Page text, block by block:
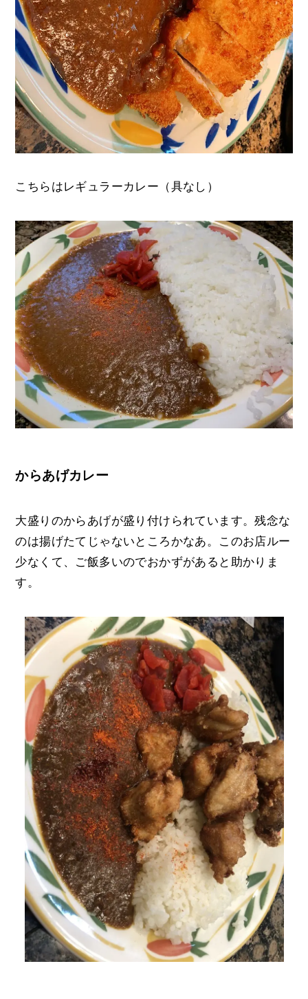
こちらはレギュラーカレー（具なし）
からあげカレー
大盛りのからあげが盛り付けられています。残念な
のは揚げたてじゃないところかなあ。このお店ルー
少なくて、ご飯多いのでおかずがあると助かりま
す。